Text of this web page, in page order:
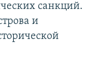
санкций.
и